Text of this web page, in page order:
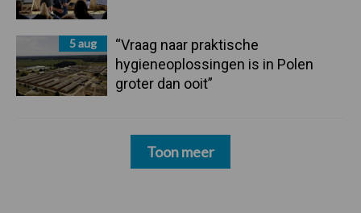
5 aug
“Vraag naar praktische
hygieneoplossingen is in Polen
groter dan ooit”
Toon meer